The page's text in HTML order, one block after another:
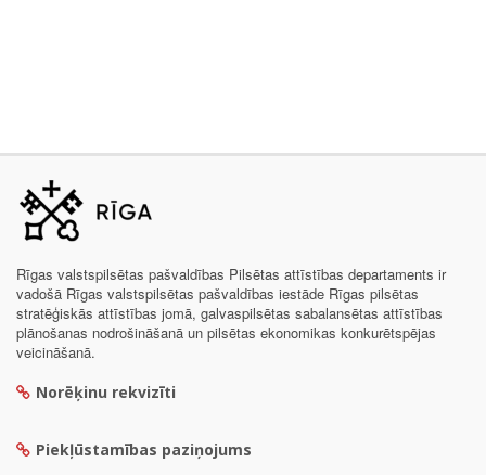
Rīgas valstspilsētas pašvaldības Pilsētas attīstības departaments ir
vadošā Rīgas valstspilsētas pašvaldības iestāde Rīgas pilsētas
stratēģiskās attīstības jomā, galvaspilsētas sabalansētas attīstības
plānošanas nodrošināšanā un pilsētas ekonomikas konkurētspējas
veicināšanā.
Norēķinu rekvizīti
Piekļūstamības paziņojums